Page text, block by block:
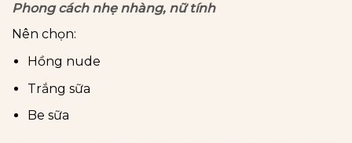
Phong cách nhẹ nhàng, nữ tính
Nên chọn:
Hồng nude
Trắng sữa
Be sữa